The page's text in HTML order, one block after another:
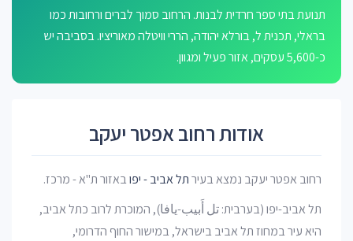
תנועת בתי ספר חרדית לבנות. הרחוב סמוך לברים ורחובות כמו
בראלי, תכנית ל, בורלא יהודה, הררי וויטלה מאוריציו. בסביבה יש
כ-5,600 עסקים, אזור פעיל ומגוון.
אודות רחוב אפטר יעקב
רחוב אפטר יעקב נמצא בעירתל אביב - יפובאזור ת"א - מרכז.
תל אביב-יפו (בערבית: تل أَبيب-يافا), המוכרת לרוב כתל אביב,
היא עיר במחוז תל אביב בישראל, במישור החוף הדרומי,